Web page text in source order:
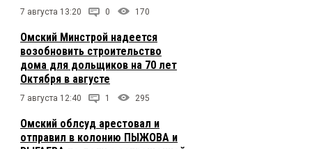
7 августа 13:20 0 170
Омский Минстрой надеется
возобновить строительство
дома для дольщиков на 70 лет
Октября в августе
7 августа 12:40 1 295
Омский облсуд арестовал и
отправил в колонию ПЫЖОВА и